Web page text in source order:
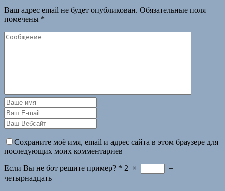
Ваш адрес email не будет опубликован. Обязательные поля
помечены *
Сохраните моё имя, email и адрес сайта в этом браузере для
последующих моих комментариев
Если Вы не бот решите пример? * 2 ×
=
четырнадцать